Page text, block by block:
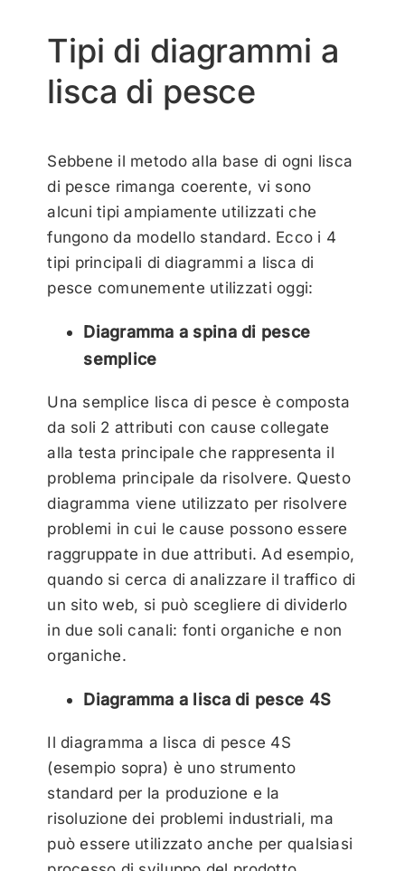
Tipi di diagrammi a
lisca di pesce
Sebbene il metodo alla base di ogni lisca
di pesce rimanga coerente, vi sono
alcuni tipi ampiamente utilizzati che
fungono da modello standard. Ecco i 4
tipi principali di diagrammi a lisca di
pesce comunemente utilizzati oggi:
Diagramma a spina di pesce
semplice
Una semplice lisca di pesce è composta
da soli 2 attributi con cause collegate
alla testa principale che rappresenta il
problema principale da risolvere. Questo
diagramma viene utilizzato per risolvere
problemi in cui le cause possono essere
raggruppate in due attributi. Ad esempio,
quando si cerca di analizzare il traffico di
un sito web, si può scegliere di dividerlo
in due soli canali: fonti organiche e non
organiche.
Diagramma a lisca di pesce 4S
Il diagramma a lisca di pesce 4S
(esempio sopra) è uno strumento
standard per la produzione e la
risoluzione dei problemi industriali, ma
può essere utilizzato anche per qualsiasi